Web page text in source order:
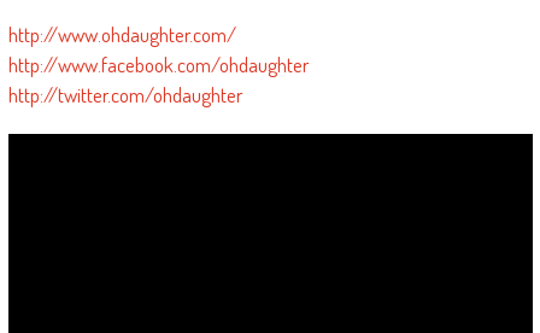
http://www.ohdaughter.com/
http://www.facebook.com/ohdaughter
http://twitter.com/ohdaughter